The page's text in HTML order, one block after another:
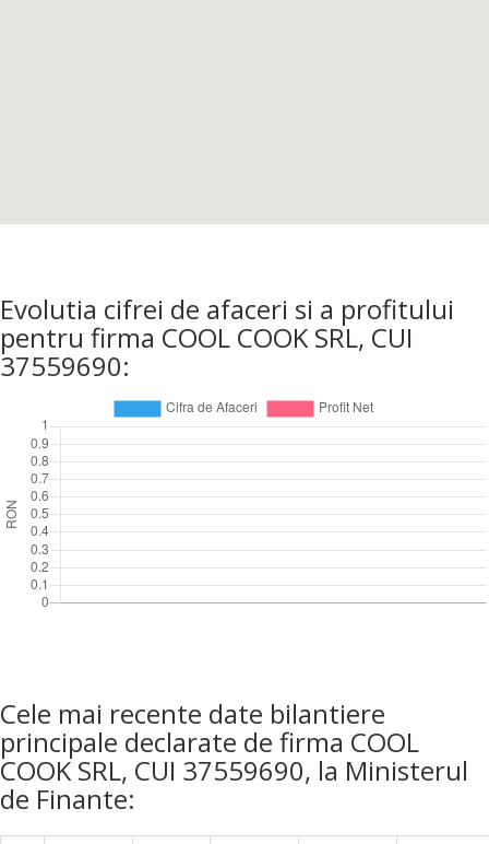
Evolutia cifrei de afaceri si a profitului
pentru firma COOL COOK SRL, CUI
37559690:
Cele mai recente date bilantiere
principale declarate de firma COOL
COOK SRL, CUI 37559690, la Ministerul
de Finante: